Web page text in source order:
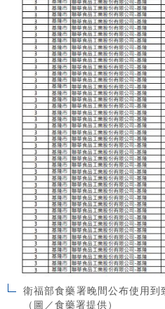
衛福部食藥署晚間公布使用到
（圖／食藥署提供）